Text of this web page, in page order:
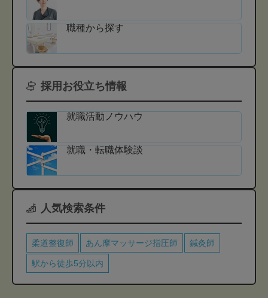
職種から探す
採用お役立ち情報
就職活動ノウハウ
就職・転職体験談
人気検索条件
柔道整復師 あん摩マッサージ指圧師 鍼灸師
駅から徒歩5分以内